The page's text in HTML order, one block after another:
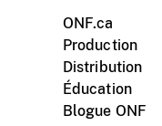
ONF.ca
Production
Distribution
Éducation
Blogue ONF